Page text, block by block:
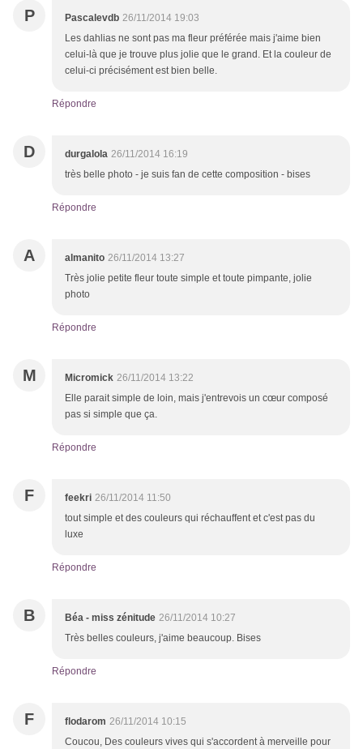
P Pascalevdb 26/11/2014 19:03
Les dahlias ne sont pas ma fleur préférée mais j'aime bien
celui-là que je trouve plus jolie que le grand. Et la couleur de
celui-ci précisément est bien belle.
Répondre
D durgalola 26/11/2014 16:19
très belle photo - je suis fan de cette composition - bises
Répondre
A almanito 26/11/2014 13:27
Très jolie petite fleur toute simple et toute pimpante, jolie
photo
Répondre
M Micromick 26/11/2014 13:22
Elle parait simple de loin, mais j'entrevois un cœur composé
pas si simple que ça.
Répondre
F feekri 26/11/2014 11:50
tout simple et des couleurs qui réchauffent et c'est pas du
luxe
Répondre
B Béa - miss zénitude 26/11/2014 10:27
Très belles couleurs, j'aime beaucoup. Bises
Répondre
F flodarom 26/11/2014 10:15
Coucou, Des couleurs vives qui s'accordent à merveille pour